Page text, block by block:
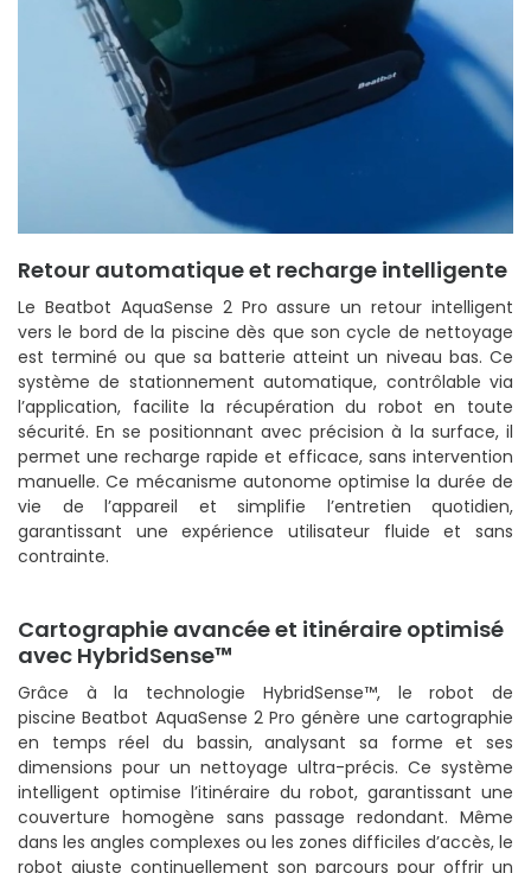
Retour automatique et recharge intelligente
Le Beatbot AquaSense 2 Pro assure un retour intelligent
vers le bord de la piscine dès que son cycle de nettoyage
est terminé ou que sa batterie atteint un niveau bas. Ce
système de stationnement automatique, contrôlable via
l’application, facilite la récupération du robot en toute
sécurité. En se positionnant avec précision à la surface, il
permet une recharge rapide et efficace, sans intervention
manuelle. Ce mécanisme autonome optimise la durée de
vie de l’appareil et simplifie l’entretien quotidien,
garantissant une expérience utilisateur fluide et sans
contrainte.
Cartographie avancée et itinéraire optimisé
avec HybridSense™
Grâce à la technologie HybridSense™, le robot de
piscine Beatbot AquaSense 2 Pro génère une cartographie
en temps réel du bassin, analysant sa forme et ses
dimensions pour un nettoyage ultra-précis. Ce système
intelligent optimise l’itinéraire du robot, garantissant une
couverture homogène sans passage redondant. Même
dans les angles complexes ou les zones difficiles d’accès, le
robot ajuste continuellement son parcours pour offrir un